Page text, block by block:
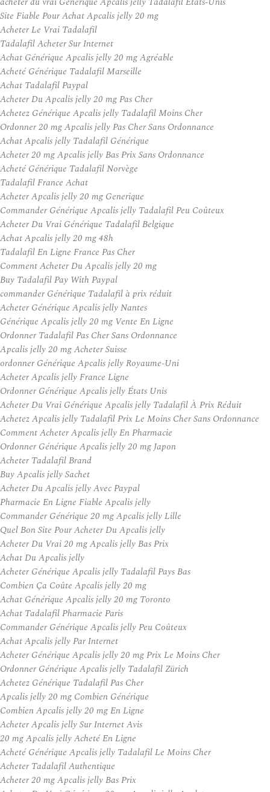
Site Fiable Pour Achat Apcalis jelly 20 mg
Acheter Le Vrai Tadalafil
Tadalafil Acheter Sur Internet
Achat Générique Apcalis jelly 20 mg Agréable
Acheté Générique Tadalafil Marseille
Achat Tadalafil Paypal
Acheter Du Apcalis jelly 20 mg Pas Cher
Achetez Générique Apcalis jelly Tadalafil Moins Cher
Ordonner 20 mg Apcalis jelly Pas Cher Sans Ordonnance
Achat Apcalis jelly Tadalafil Générique
Acheter 20 mg Apcalis jelly Bas Prix Sans Ordonnance
Acheté Générique Tadalafil Norvège
Tadalafil France Achat
Acheter Apcalis jelly 20 mg Generique
Commander Générique Apcalis jelly Tadalafil Peu Coûteux
Acheter Du Vrai Générique Tadalafil Belgique
Achat Apcalis jelly 20 mg 48h
Tadalafil En Ligne France Pas Cher
Comment Acheter Du Apcalis jelly 20 mg
Buy Tadalafil Pay With Paypal
commander Générique Tadalafil à prix réduit
Acheter Générique Apcalis jelly Nantes
Générique Apcalis jelly 20 mg Vente En Ligne
Ordonner Tadalafil Pas Cher Sans Ordonnance
Apcalis jelly 20 mg Acheter Suisse
ordonner Générique Apcalis jelly Royaume-Uni
Acheter Apcalis jelly France Ligne
Ordonner Générique Apcalis jelly États Unis
Acheter Du Vrai Générique Apcalis jelly Tadalafil À Prix Réduit
Achetez Apcalis jelly Tadalafil Prix Le Moins Cher Sans Ordonnance
Comment Acheter Apcalis jelly En Pharmacie
Ordonner Générique Apcalis jelly 20 mg Japon
Acheter Tadalafil Brand
Buy Apcalis jelly Sachet
Acheter Du Apcalis jelly Avec Paypal
Pharmacie En Ligne Fiable Apcalis jelly
Commander Générique 20 mg Apcalis jelly Lille
Quel Bon Site Pour Acheter Du Apcalis jelly
Acheter Du Vrai 20 mg Apcalis jelly Bas Prix
Achat Du Apcalis jelly
Acheter Générique Apcalis jelly Tadalafil Pays Bas
Combien Ça Coûte Apcalis jelly 20 mg
Achat Générique Apcalis jelly 20 mg Toronto
Achat Tadalafil Pharmacie Paris
Commander Générique Apcalis jelly Peu Coûteux
Achat Apcalis jelly Par Internet
Acheter Générique Apcalis jelly 20 mg Prix Le Moins Cher
Ordonner Générique Apcalis jelly Tadalafil Zürich
Achetez Générique Tadalafil Pas Cher
Apcalis jelly 20 mg Combien Générique
Combien Apcalis jelly 20 mg En Ligne
Acheter Apcalis jelly Sur Internet Avis
20 mg Apcalis jelly Acheté En Ligne
Acheté Générique Apcalis jelly Tadalafil Le Moins Cher
Acheter Tadalafil Authentique
Acheter 20 mg Apcalis jelly Bas Prix